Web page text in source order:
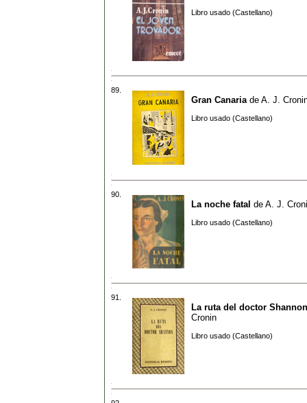
Libro usado (Castellano)
89.
Gran Canaria de A. J.
Libro usado (Castellano)
90.
La noche fatal de A. J.
Libro usado (Castellano)
91.
La ruta del doctor Shannon
Cronin
Libro usado (Castellano)